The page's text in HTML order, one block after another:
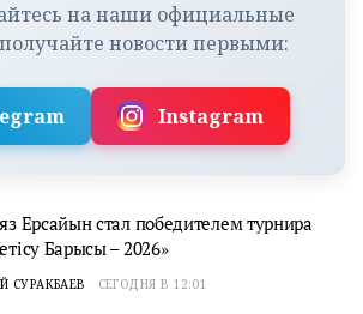
на наши официальные
новости первыми:
Instagram
Ерсайын стал победителем турнира
Барысы – 2026»
СУРАКБАЕВ СЕГОДНЯ В 12:01